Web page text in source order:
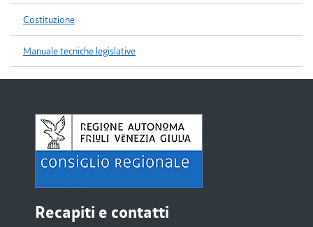
Costituzione
Manuale tecniche legislative
Recapiti e contatti